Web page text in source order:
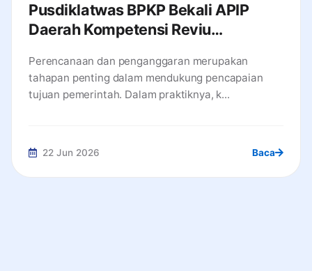
Pusdiklatwas BPKP Bekali APIP
Daerah Kompetensi Reviu
dan Akuntabel
Perencanaan dan penganggaran merupakan
tahapan penting dalam mendukung pencapaian
tujuan pemerintah. Dalam praktiknya, k...
22 Jun 2026 Baca